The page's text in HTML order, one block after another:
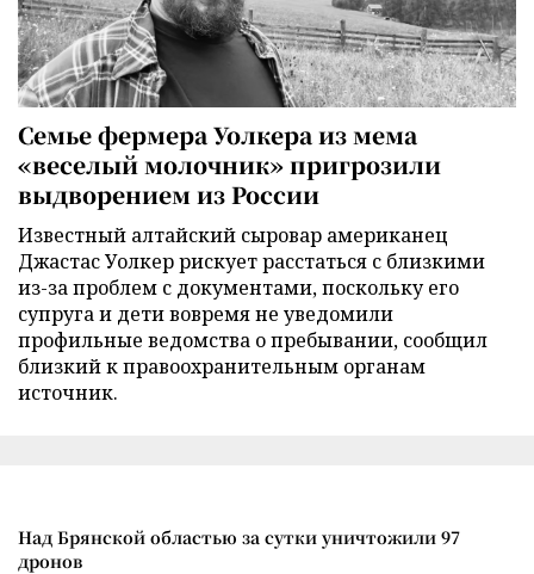
Семье фермера Уолкера из мема
«веселый молочник» пригрозили
выдворением из России
Известный алтайский сыровар американец
Джастас Уолкер рискует расстаться с близкими
из-за проблем с документами, поскольку его
супруга и дети вовремя не уведомили
профильные ведомства о пребывании, сообщил
близкий к правоохранительным органам
источник.
Над Брянской областью за сутки уничтожили 97
дронов